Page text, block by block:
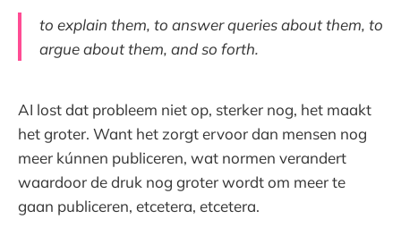
to explain them, to answer queries about them, to
argue about them, and so forth.
AI lost dat probleem niet op, sterker nog, het maakt
het groter. Want het zorgt ervoor dan mensen nog
meer kúnnen publiceren, wat normen verandert
waardoor de druk nog groter wordt om meer te
gaan publiceren, etcetera, etcetera.